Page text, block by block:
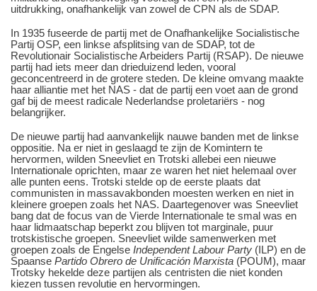
uitdrukking, onafhankelijk van zowel de CPN als de SDAP.
In 1935 fuseerde de partij met de Onafhankelijke Socialistische
Partij OSP, een linkse afsplitsing van de SDAP, tot de
Revolutionair Socialistische Arbeiders Partij (RSAP). De nieuwe
partij had iets meer dan drieduizend leden, vooral
geconcentreerd in de grotere steden. De kleine omvang maakte
haar alliantie met het NAS - dat de partij een voet aan de grond
gaf bij de meest radicale Nederlandse proletariërs - nog
belangrijker.
De nieuwe partij had aanvankelijk nauwe banden met de linkse
oppositie. Na er niet in geslaagd te zijn de Komintern te
hervormen, wilden Sneevliet en Trotski allebei een nieuwe
Internationale oprichten, maar ze waren het niet helemaal over
alle punten eens. Trotski stelde op de eerste plaats dat
communisten in massavakbonden moesten werken en niet in
kleinere groepen zoals het NAS. Daartegenover was Sneevliet
bang dat de focus van de Vierde Internationale te smal was en
haar lidmaatschap beperkt zou blijven tot marginale, puur
trotskistische groepen. Sneevliet wilde samenwerken met
groepen zoals de Engelse Independent Labour Party (ILP) en de
Spaanse Partido Obrero de Unificación Marxista (POUM), maar
Trotsky hekelde deze partijen als centristen die niet konden
kiezen tussen revolutie en hervormingen.